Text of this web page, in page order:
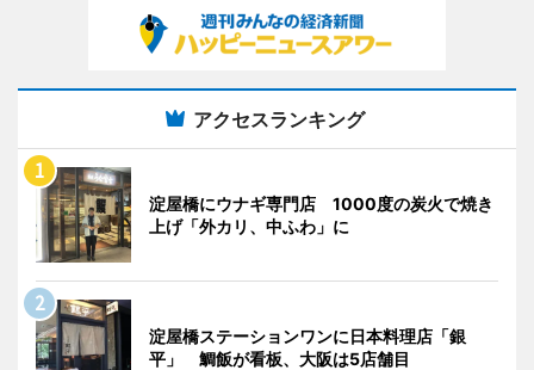
アクセスランキング
淀屋橋にウナギ専門店 1000度の炭火で焼き
上げ「外カリ、中ふわ」に
淀屋橋ステーションワンに日本料理店「銀
平」 鯛飯が看板、大阪は5店舗目